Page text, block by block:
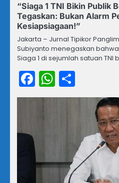
“Siaga 1 TNI Bikin Publik
Tegaskan: Bukan Alarm
Kesiapsiagaan!”
Jakarta – Jurnal Tipikor
Subiyanto menegaskan
Siaga 1 di sejumlah satuan TNI
Facebook